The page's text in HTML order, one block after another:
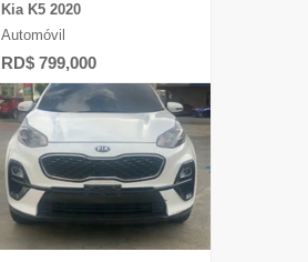
Kia K5 2020
Automóvil
RD$ 799,000